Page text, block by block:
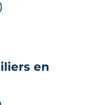
sur-Erdre
(4)
sur-
en